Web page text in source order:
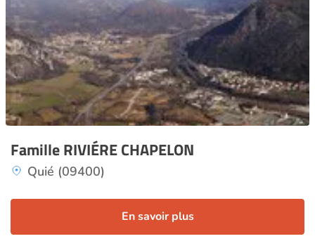
Famille RIVIÉRE CHAPELON
Quié (09400)
En savoir plus